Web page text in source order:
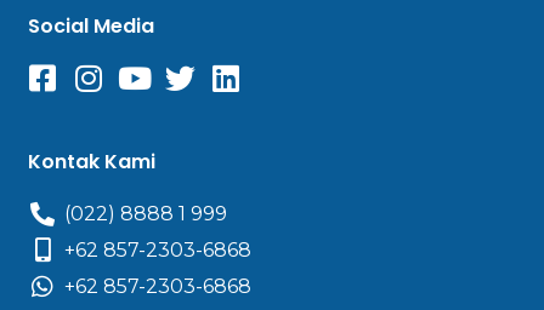
Social Media
Kontak Kami
(022) 8888 1 999
+62 857-2303-6868
+62 857-2303-6868